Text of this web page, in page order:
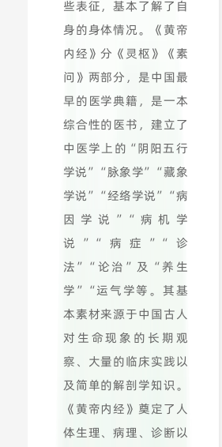
些表征，基本了解了自
身的身体情况。《黄帝
内经》分《灵枢》《素
问》两部分，是中国最
早的医学典籍，是一本
综合性的医书，建立了
中医学上的“阴阳五行
学说”“脉象学”“藏象
学说”“经络学说”“病
因学说”“病机学
说”“病症”“诊
法”“论治”及“养生
学”“运气学等。其基
本素材来源于中国古人
对生命现象的长期观
察、大量的临床实践以
及简单的解剖学知识。
《黄帝内经》奠定了人
体生理、病理、诊断以